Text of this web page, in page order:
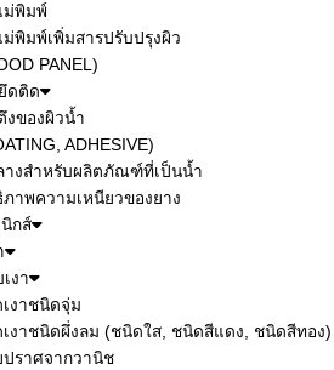
ม่พิมพ์
พิมพ์เพิ่มสารปรับปรุงผิว
PANEL)
ดติด
งของผิวน้ำ
ADHESIVE)
างสำหรับผลิตภัณฑ์ที่เป็นน้ำ
ภาพความเหนียวของยาง
กส์
งา
งาชนิดจุ่ม
งาชนิดผึ่งลม (ชนิดใส, ชนิดสีแดง, ชนิดสีทอง)
ปราศจากวานิช